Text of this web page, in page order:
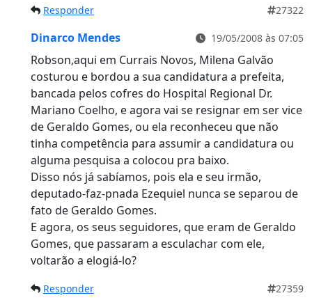
Responder 27322
Dinarco Mendes 19/05/2008 às 07:05
Robson,aqui em Currais Novos, Milena Galvão
costurou e bordou a sua candidatura a prefeita,
bancada pelos cofres do Hospital Regional Dr.
Mariano Coelho, e agora vai se resignar em ser vice
de Geraldo Gomes, ou ela reconheceu que não
tinha competência para assumir a candidatura ou
alguma pesquisa a colocou pra baixo.
Disso nós já sabíamos, pois ela e seu irmão,
deputado-faz-pnada Ezequiel nunca se separou de
fato de Geraldo Gomes.
E agora, os seus seguidores, que eram de Geraldo
Gomes, que passaram a esculachar com ele,
voltarão a elogiá-lo?
Responder 27359